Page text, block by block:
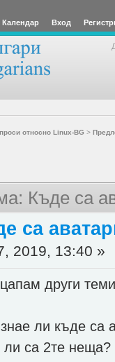
Календар Вход
относно Linux-BG >
Къде са
са
2019, 13:40 »
други
ли къде са
ли са 2те неща?